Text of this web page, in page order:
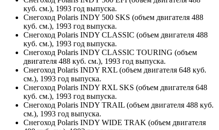
куб. см.), 1993 год выпуска.
Снегоход Polaris INDY 500 SKS (объем двигателя 488
куб. см.), 1993 год выпуска.
Снегоход Polaris INDY CLASSIC (объем двигателя 488
куб. см.), 1993 год выпуска.
Снегоход Polaris INDY CLASSIC TOURING (объем
двигателя 488 куб. см.), 1993 год выпуска.
Снегоход Polaris INDY RXL (объем двигателя 648 куб.
см.), 1993 год выпуска.
Снегоход Polaris INDY RXL SKS (объем двигателя 648
куб. см.), 1993 год выпуска.
Снегоход Polaris INDY TRAIL (объем двигателя 488 куб.
см.), 1993 год выпуска.
Снегоход Polaris INDY WIDE TRAK (объем двигателя